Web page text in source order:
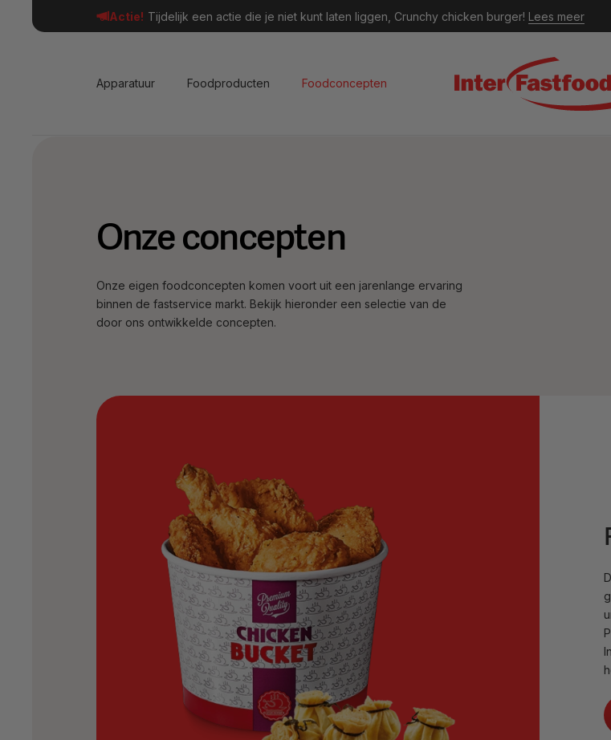
Actie! Tijdelijk een actie die je niet kunt laten liggen, Crunchy chicken burger! Lees meer
Apparatuur Foodproducten Foodconcepten
Onze concepten
Onze eigen foodconcepten komen voort uit een jarenlange ervaring
binnen de fastservice markt. Bekijk hieronder een selectie van de
door ons ontwikkelde concepten.